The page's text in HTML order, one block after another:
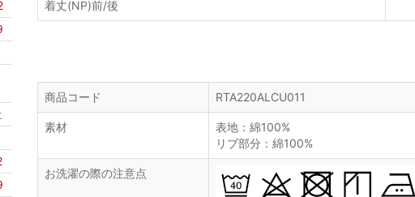
着丈(NP)前/後
商品コード RTA220ALCU011
素材
表地：綿100%
リブ部分：綿100%
お洗濯の際の注意点